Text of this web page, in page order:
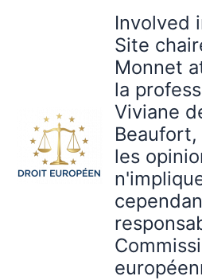
Involved
Site
Monnet
la
Viviane
Beaufort,
les